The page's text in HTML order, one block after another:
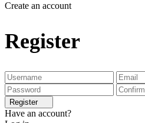
Create an account
Register
Register
Have an account?